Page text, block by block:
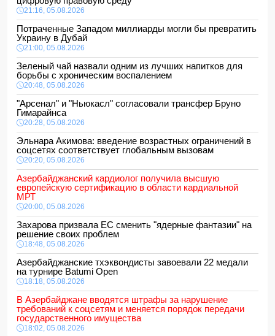
21:16, 05.08.2026
Потраченные Западом миллиарды могли бы превратить
Украину в Дубай
21:00, 05.08.2026
Зеленый чай назвали одним из лучших напитков для
борьбы с хроническим воспалением
20:48, 05.08.2026
"Арсенал" и "Ньюкасл" согласовали трансфер Бруно
Гимарайнса
20:28, 05.08.2026
Эльнара Акимова: введение возрастных ограничений в
соцсетях соответствует глобальным вызовам
20:20, 05.08.2026
Азербайджанский кардиолог получила высшую
европейскую сертификацию в области кардиальной
МРТ
20:00, 05.08.2026
Захарова призвала ЕС сменить "ядерные фантазии" на
решение своих проблем
18:48, 05.08.2026
Азербайджанские тхэквондисты завоевали 22 медали
на турнире Batumi Open
18:18, 05.08.2026
В Азербайджане вводятся штрафы за нарушение
требований к соцсетям и меняется порядок передачи
государственного имущества
18:02, 05.08.2026